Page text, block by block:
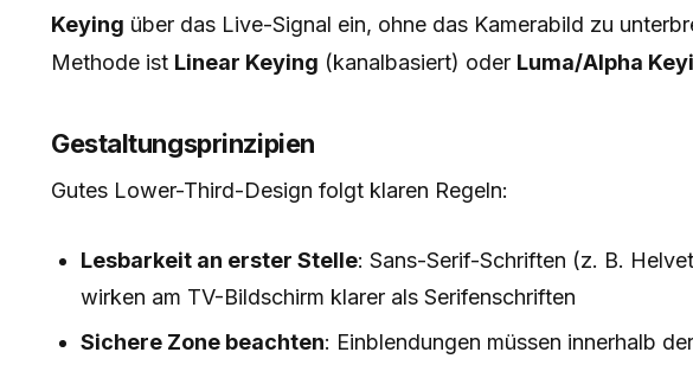
Keying über das Live-Signal ein, ohne das Kamerabild zu
Methode ist Linear Keying (kanalbasiert) oder Luma/Alpha
Gestaltungsprinzipien
Gutes Lower-Third-Design folgt klaren Regeln:
Lesbarkeit an erster Stelle: Sans-Serif-Schriften (z. B.
wirken am TV-Bildschirm klarer als Serifenschriften
Sichere Zone beachten: Einblendungen müssen innerhalb